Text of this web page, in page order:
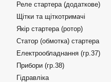
Реле стартера (додаткове)
Щітки та щіткотримачі
Якір стартера (ротор)
Статор (обмотка) стартера
Електрообладнання (гр.37)
Прибори (гр.38)
Гідравліка